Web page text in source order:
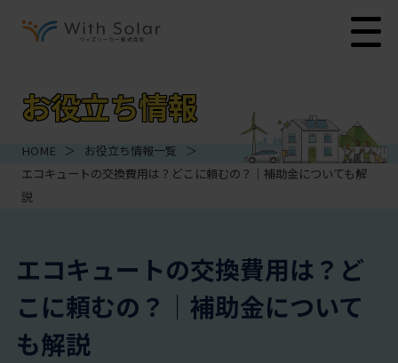
お役立ち情報
HOME ＞ お役立ち情報一覧
＞
エコキュートの交換費用は？どこに頼むの？｜補助金についても解
説
エコキュートの交換費用は？ど
こに頼むの？｜補助金について
も解説